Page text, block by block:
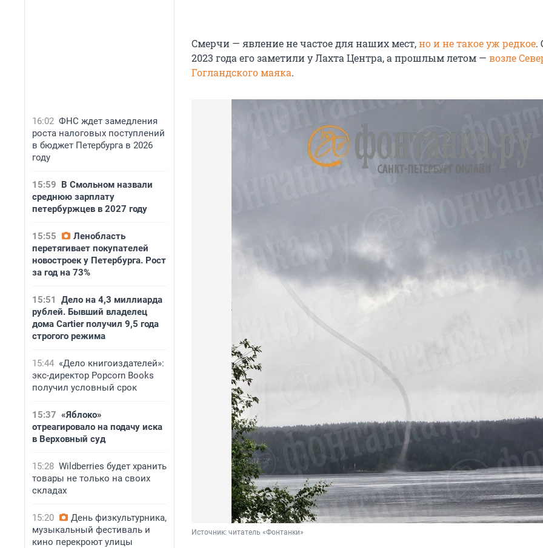
16:02 ФНС ждет замедления
роста налоговых поступлений
в бюджет Петербурга в 2026
году
15:59 В Смольном назвали
среднюю зарплату
петербуржцев в 2027 году
15:55
Ленобласть
перетягивает покупателей
новостроек у Петербурга. Рост
за год на 73%
15:51
Дело на 4,3 миллиарда
рублей. Бывший владелец
дома Cartier получил 9,5 года
строгого режима
15:44 «Дело книгоиздателей»:
экс-директор Popcorn Books
получил условный срок
15:37 «Яблоко»
отреагировало на подачу иска
в Верховный суд
15:28 Wildberries будет хранить
товары не только на своих
складах
15:20
День физкультурника,
музыкальный фестиваль и
кино перекроют улицы
Смерчи — явление не частое для наших мест,но и не такое уж редкое.
2023 года его заметили у Лахта Центра, а прошлым летом — возле
Гогландского маяка.
Источник: читатель «Фонтанки»